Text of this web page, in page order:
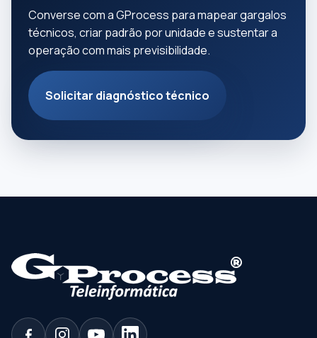
Converse com a GProcess para mapear gargalos
técnicos, criar padrão por unidade e sustentar a
operação com mais previsibilidade.
Solicitar diagnóstico técnico